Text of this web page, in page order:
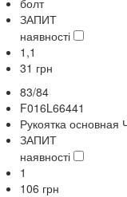
ЗАПИТ
наявності
1,1
31 грн
83/84
F016L66441
Рукоятка
ЗАПИТ
наявності
1
106 грн